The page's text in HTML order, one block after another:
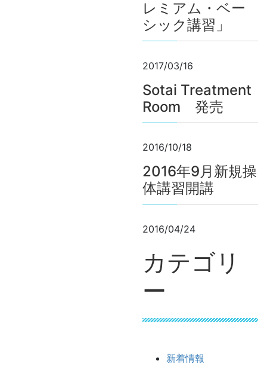
レミアム・ベー
シック講習」
2017/03/16
Sotai Treatment
Room 発売
2016/10/18
2016年9月新規操
体講習開講
2016/04/24
カテゴリ
ー
新着情報